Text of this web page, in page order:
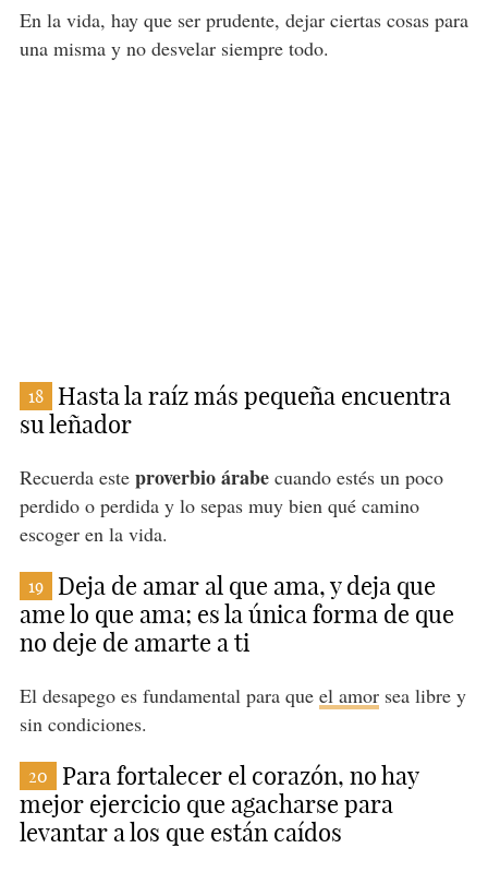
En la vida, hay que ser prudente, dejar ciertas cosas para
una misma y no desvelar siempre todo.
18
Hasta la raíz más pequeña encuentra
su leñador
Recuerda este proverbio árabecuando estés un poco
perdido o perdida y lo sepas muy bien qué camino
escoger en la vida.
19
Deja de amar al que ama, y deja que
ame lo que ama; es la única forma de que
no deje de amarte a ti
El desapego es fundamental para que el amorsea libre y
sin condiciones.
20
Para fortalecer el corazón, no hay
mejor ejercicio que agacharse para
levantar a los que están caídos